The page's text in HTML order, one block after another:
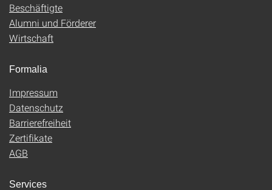
Beschäftigte
Alumni und Förderer
Wirtschaft
Formalia
Impressum
Datenschutz
Barrierefreiheit
Zertifikate
AGB
Services